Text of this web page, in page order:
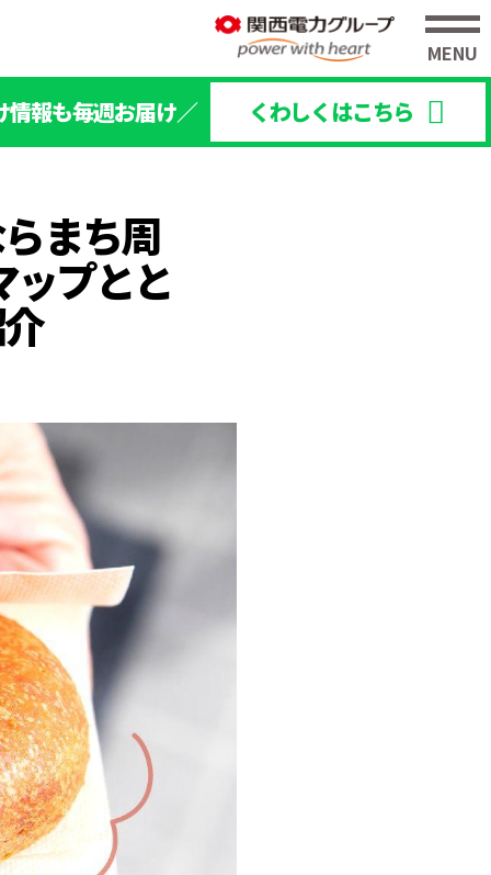
情報も毎週お届け／ くわしくはこちら
まち周
ップとと